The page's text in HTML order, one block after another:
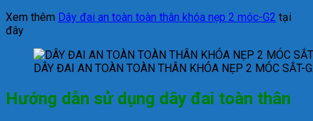
Xem thêm Dây đai an toàn toàn thân khóa nẹp 2 móc-G2 tại
đây
DÂY ĐAI AN TOÀN TOÀN THÂN KHÓA NẸP 2 MÓC SẮT-
Hướng dẫn sử dụng dây đai toàn thân